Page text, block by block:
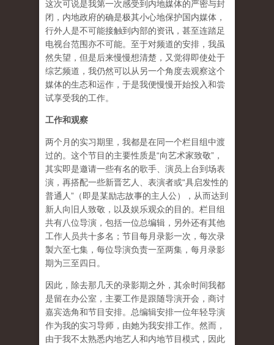
这次可说是我第一次感受到内地媒体的严密与封
闭，内地政府的确是极其小心地保护国内媒体，
行外人是不可能接触到内部的资讯，甚至连踏足
电视台范围亦不可能。至于对频道的安排，我虽
然失望，但是后来慢慢想清楚，又觉得即使处于
综艺频道，我仍然可以从另一个角度去观察这个
媒体的生态和运作，于是我便慢慢开始投入和尝
试享受我的工作。
工作和观察
两个月的实习期里，我都是在同一个栏目组中渡
过的。这个节目的主要性质是“向艺术家致敬”，
其实即是邀请一些有名的歌手、演员上台到场表
演，再搭配一些新晋艺人、表演者或“具启发性的
普通人”（即是某励志故事的主人公），从而达到
新人向旧人致敬，以及娱乐观众的目的。栏目组
共有八位导演，包括一位总编辑，另外还有其他
工作人员共十多名；节目每月录影一次，每次录
製六至七集，每位导演负责一至两集，每月录影
期为三至四日。
因此，除去那几天的录影期之外，其余时间我都
是留在办公室，主要工作是跟随导演开会，商讨
嘉宾选角和节目安排。总编辑安排一位年轻导演
作为我的实习导师，由她为我安排工作。然而，
由于我不太熟悉内地艺人和内地节目模式，因此